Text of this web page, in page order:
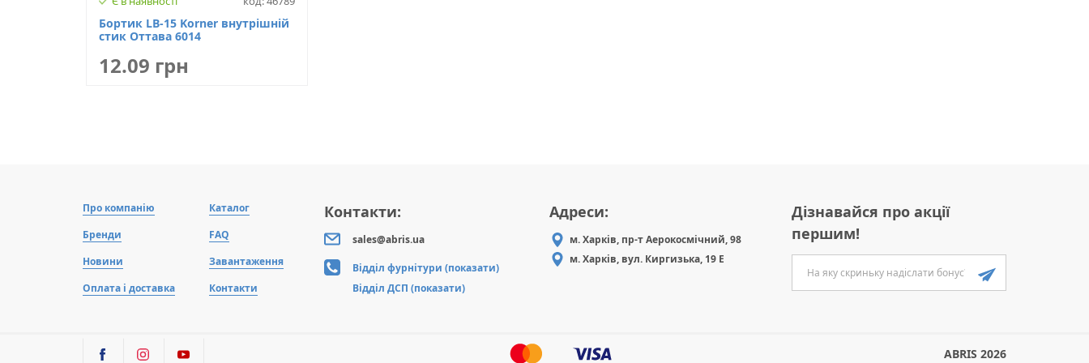
Бортик LB-15 Korner внутрішній
стик Оттава 6014
12.09 грн
Про компанію
Бренди
Новини
Оплата і доставка
Каталог
FAQ
Завантаження
Контакти
Контакти:
sales@abris.ua
Відділ фурнітури (показати)
Відділ ДСП (показати)
Адреси:
м. Харків, пр-т Аерокосмічний, 98
м. Харків, вул. Киргизька, 19 Е
Дізнавайся про акції
першим!
ABRIS 2026